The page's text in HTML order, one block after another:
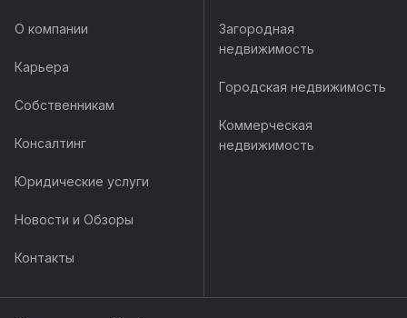
О компании
Карьера
Собственникам
Консалтинг
Юридические услуги
Новости и Обзоры
Контакты
Загородная
недвижимость
Городская недвижимость
Коммерческая
недвижимость